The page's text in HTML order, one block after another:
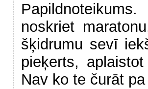
noskriet
šķidrumu sevī
pieķerts,
Nav ko te čurāt